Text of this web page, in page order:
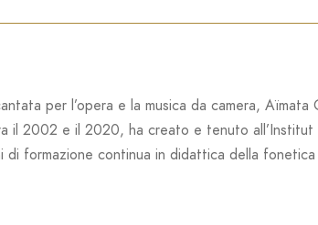
per l’opera e la musica da camera,
il 2002 e il 2020, ha creato e tenuto all’Institut
di formazione continua in didattica della